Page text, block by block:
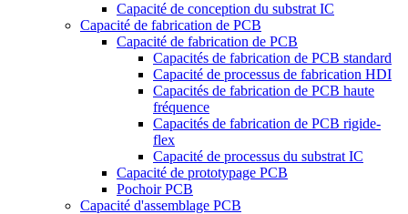
Capacité de conception du substrat IC
Capacité de fabrication de PCB
Capacité de fabrication de PCB
Capacités de fabrication de PCB standard
Capacité de processus de fabrication HDI
Capacités de fabrication de PCB haute
fréquence
Capacités de fabrication de PCB rigide-
flex
Capacité de processus du substrat IC
Capacité de prototypage PCB
Pochoir PCB
Capacité d'assemblage PCB